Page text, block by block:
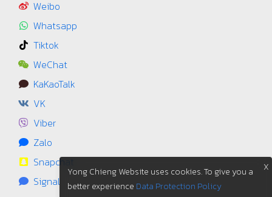
Weibo
Whatsapp
Tiktok
WeChat
KaKaoTalk
VK
Viber
Zalo
Snapchat
Signal
X
Yong Chieng Website uses cookies. To give you a
better experience Data Protection Policy